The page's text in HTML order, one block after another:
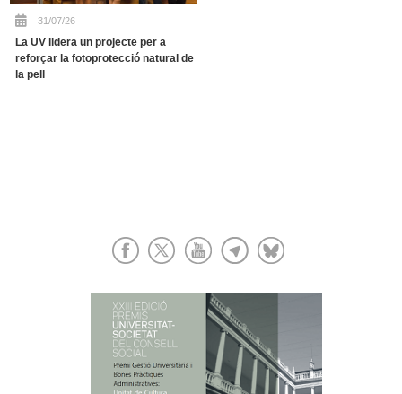
31/07/26
La UV lidera un projecte per a
reforçar la fotoprotecció natural de
la pell